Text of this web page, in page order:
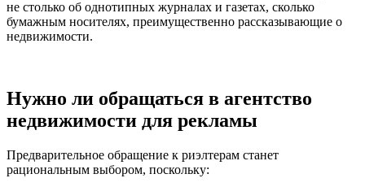
не столько об однотипных журналах и газетах, сколько
бумажным носителях, преимущественно рассказывающие о
недвижимости.
Нужно ли обращаться в агентство
недвижимости для рекламы
Предварительное обращение к риэлтерам станет
рациональным выбором, поскольку: